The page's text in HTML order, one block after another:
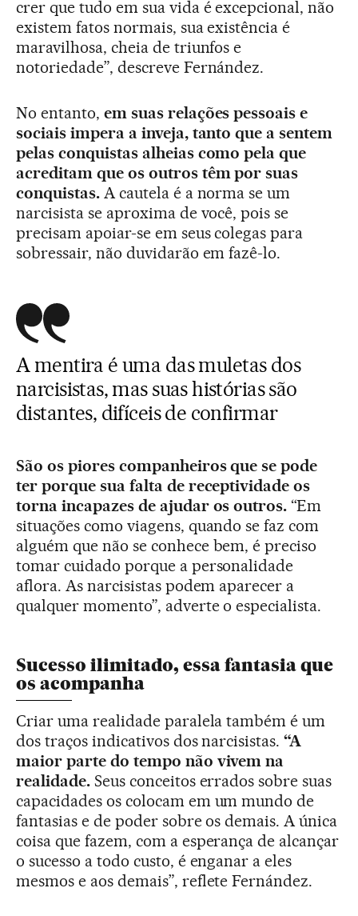
crer que tudo em sua vida é excepcional, não
existem fatos normais, sua existência é
maravilhosa, cheia de triunfos e
notoriedade”, descreve Fernández.
No entanto, em suas relações pessoais e
sociais impera a inveja, tanto que a sentem
pelas conquistas alheias como pela que
acreditam que os outros têm por suas
conquistas. A cautela é a norma se um
narcisista se aproxima de você, pois se
precisam apoiar-se em seus colegas para
sobressair, não duvidarão em fazê-lo.
A mentira é uma das muletas dos
narcisistas, mas suas histórias são
distantes, difíceis de confirmar
São os piores companheiros que se pode
ter porque sua falta de receptividade os
torna incapazes de ajudar os outros.“Em
situações como viagens, quando se faz com
alguém que não se conhece bem, é preciso
tomar cuidado porque a personalidade
aflora. As narcisistas podem aparecer a
qualquer momento”, adverte o especialista.
Sucesso ilimitado, essa fantasia que
os acompanha
Criar uma realidade paralela também é um
dos traços indicativos dos narcisistas.“A
maior parte do tempo não vivem na
realidade. Seus conceitos errados sobre suas
capacidades os colocam em um mundo de
fantasias e de poder sobre os demais. A única
coisa que fazem, com a esperança de alcançar
o sucesso a todo custo, é enganar a eles
mesmos e aos demais”, reflete Fernández.